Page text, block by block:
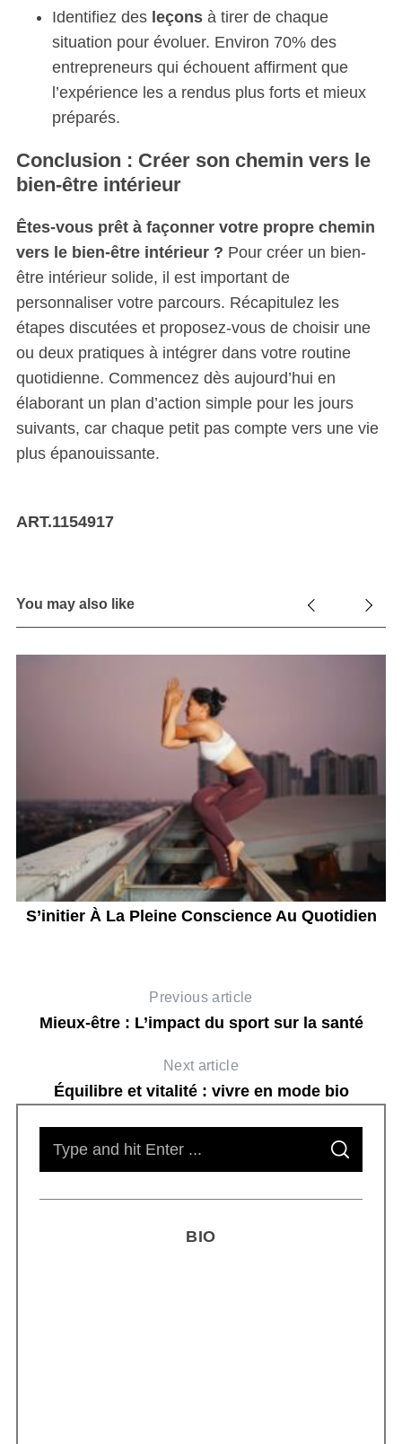
Identifiez des leçonsà tirer de chaque
situation pour évoluer. Environ 70% des
entrepreneurs qui échouent affirment que
l’expérience les a rendus plus forts et mieux
préparés.
Conclusion : Créer son chemin vers le
bien-être intérieur
Êtes-vous prêt à façonner votre propre chemin
vers le bien-être intérieur ? Pour créer un bien-
être intérieur solide, il est important de
personnaliser votre parcours. Récapitulez les
étapes discutées et proposez-vous de choisir une
ou deux pratiques à intégrer dans votre routine
quotidienne. Commencez dès aujourd’hui en
élaborant un plan d’action simple pour les jours
suivants, car chaque petit pas compte vers une vie
plus épanouissante.
ART.1154917
You may also like
S’initier À La Pleine Conscience Au Quotidien
Previous article
Mieux-être : L’impact du sport sur la santé
Next article
Équilibre et vitalité : vivre en mode bio
S
A
C
BIO